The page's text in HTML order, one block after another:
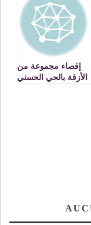
إقصاء مجموعة من
الأزقة بالحي الحسني